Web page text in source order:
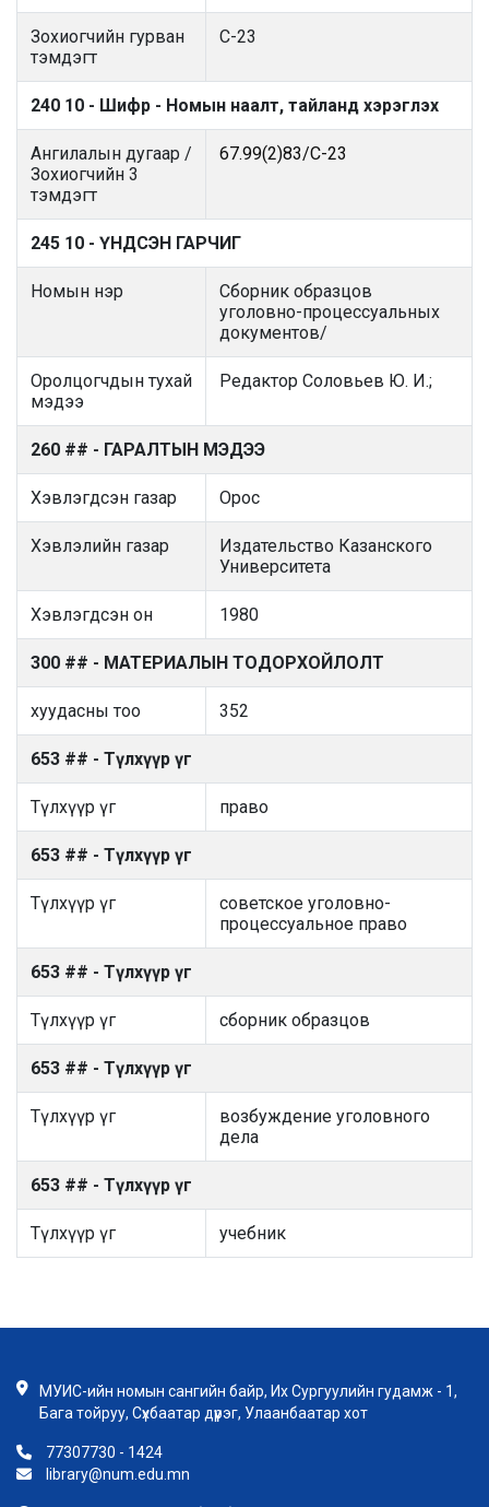
Зохиогчийн гурван
тэмдэгт
С-23
240 10 - Шифр - Номын наалт, тайланд хэрэглэх
Ангилалын дугаар /
Зохиогчийн 3
тэмдэгт
67.99(2)83/С-23
245 10 - ҮНДСЭН ГАРЧИГ
Номын нэр
Сборник образцов
уголовно-процессуальных
документов/
Оролцогчдын тухай
мэдээ
Редактор Соловьев Ю. И.;
260 ## - ГАРАЛТЫН МЭДЭЭ
Хэвлэгдсэн газар Орос
Хэвлэлийн газар
Издательство Казанского
Университета
Хэвлэгдсэн он 1980
300 ## - МАТЕРИАЛЫН ТОДОРХОЙЛОЛТ
хуудасны тоо 352
653 ## - Түлхүүр үг
Түлхүүр үг право
653 ## - Түлхүүр үг
Түлхүүр үг
советское уголовно-
процессуальное право
653 ## - Түлхүүр үг
Түлхүүр үг сборник образцов
653 ## - Түлхүүр үг
Түлхүүр үг
возбуждение уголовного
дела
653 ## - Түлхүүр үг
Түлхүүр үг учебник
МУИС-ийн номын сангийн байр, Их Сургуулийн гудамж - 1,
Бага тойруу, Сүхбаатар дүүрэг, Улаанбаатар хот
77307730 - 1424
library@num.edu.mn